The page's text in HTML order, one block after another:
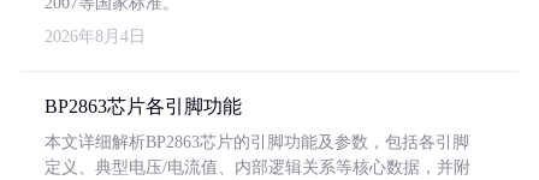
2026年8月4日
BP2863芯片各引脚功能
本文详细解析BP2863芯片的引脚功能及参数，包括各引脚
定义、典型电压/电流值、内部逻辑关系等核心数据，并附